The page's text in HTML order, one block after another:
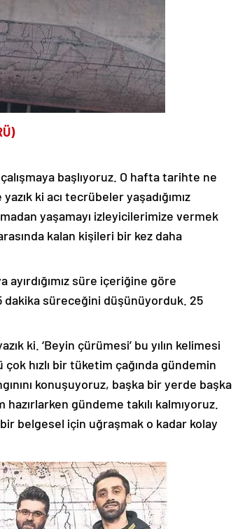
başlıyoruz. O hafta tarihte ne
ki acı tecrübeler yaşadığımız
yaşamayı izleyicilerimize vermek
kalan kişileri bir kez daha
süre içeriğine göre
dakika süreceğini düşünüyorduk. 25
ki. ‘Beyin çürümesi’ bu yılın kelimesi
hızlı bir tüketim çağında gündemin
konuşuyoruz, başka bir yerde başka
hazırlarken gündeme takılı kalmıyoruz.
belgesel için uğraşmak o kadar kolay